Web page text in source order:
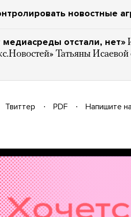
новостные
отстали, нет»
Татьяны
Твиттер PDF
Напишите